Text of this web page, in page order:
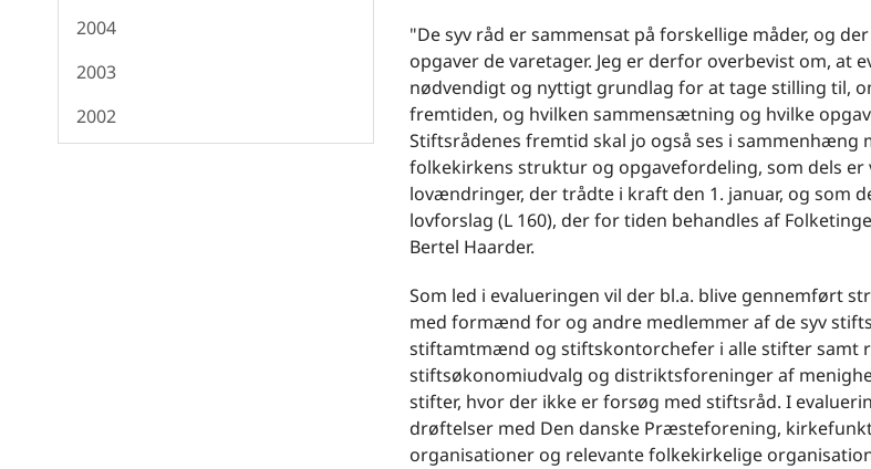
2004
2003
2002
"De syv råd er sammensat på forskellige måder, og
opgaver de varetager. Jeg er derfor overbevist om, at
nødvendigt og nyttigt grundlag for at tage stilling til,
fremtiden, og hvilken sammensætning og hvilke
Stiftsrådenes fremtid skal jo også ses i sammenhæng
folkekirkens struktur og opgavefordeling, som dels er
lovændringer, der trådte i kraft den 1. januar, og som
lovforslag (L 160), der for tiden behandles af
Bertel Haarder.
Som led i evalueringen vil der bl.a. blive gennemført
med formænd for og andre medlemmer af de syv
stiftamtmænd og stiftskontorchefer i alle stifter samt
stiftsøkonomiudvalg og distriktsforeninger af
stifter, hvor der ikke er forsøg med stiftsråd. I
drøftelser med Den danske Præsteforening,
organisationer og relevante folkekirkelige